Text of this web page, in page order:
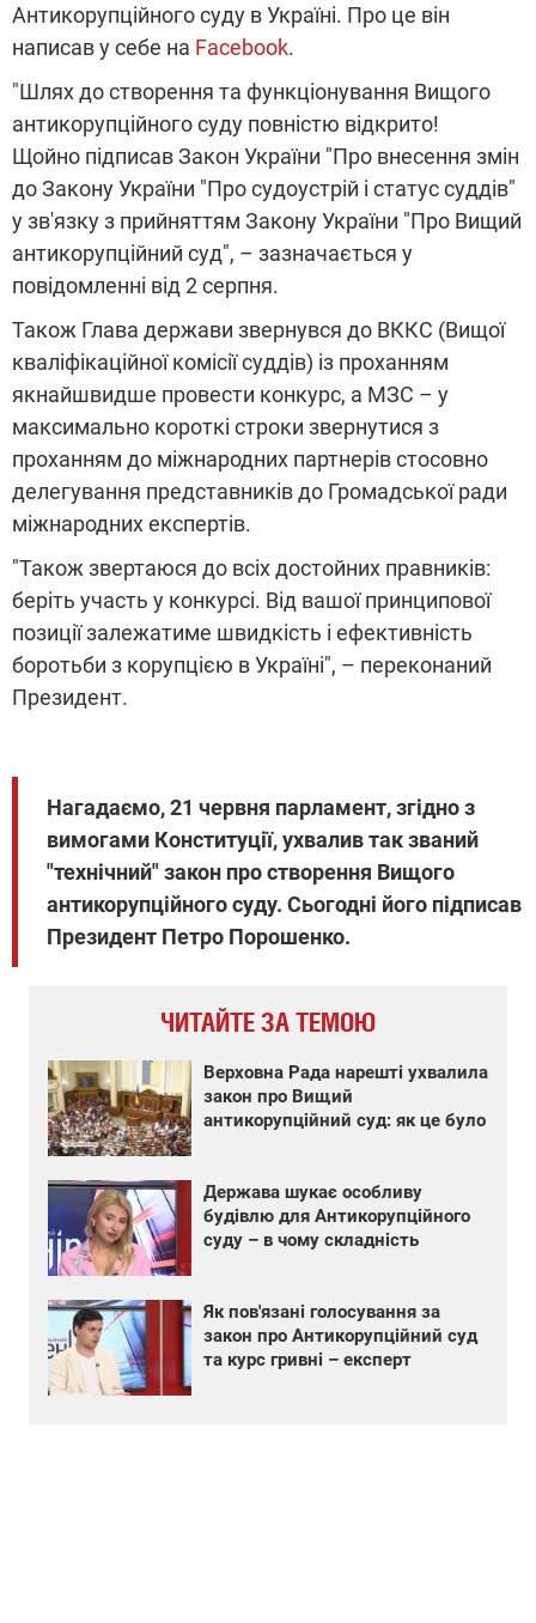
Антикорупційного суду в Україні. Про це він
написав у себе на Facebook.
"Шлях до створення та функціонування Вищого
антикорупційного суду повністю відкрито!
Щойно підписав Закон України "Про внесення змін
до Закону України "Про судоустрій і статус суддів"
у зв'язку з прийняттям Закону України "Про Вищий
антикорупційний суд", – зазначається у
повідомленні від 2 серпня.
Також Глава держави звернувся до ВККС (Вищої
кваліфікаційної комісії суддів) із проханням
якнайшвидше провести конкурс, а МЗС – у
максимально короткі строки звернутися з
проханням до міжнародних партнерів стосовно
делегування представників до Громадської ради
міжнародних експертів.
"Також звертаюся до всіх достойних правників:
беріть участь у конкурсі. Від вашої принципової
позиції залежатиме швидкість і ефективність
боротьби з корупцією в Україні", – переконаний
Президент.
Нагадаємо, 21 червня парламент, згідно з
вимогами Конституції, ухвалив так званий
"технічний" закон про створення Вищого
антикорупційного суду. Сьогодні його підписав
Президент Петро Порошенко.
ЧИТАЙТЕ ЗА ТЕМОЮ
Верховна Рада нарешті ухвалила
закон про Вищий
антикорупційний суд: як це було
Держава шукає особливу
будівлю для Антикорупційного
суду – в чому складність
Як пов'язані голосування за
закон про Антикорупційний суд
та курс гривні – експерт